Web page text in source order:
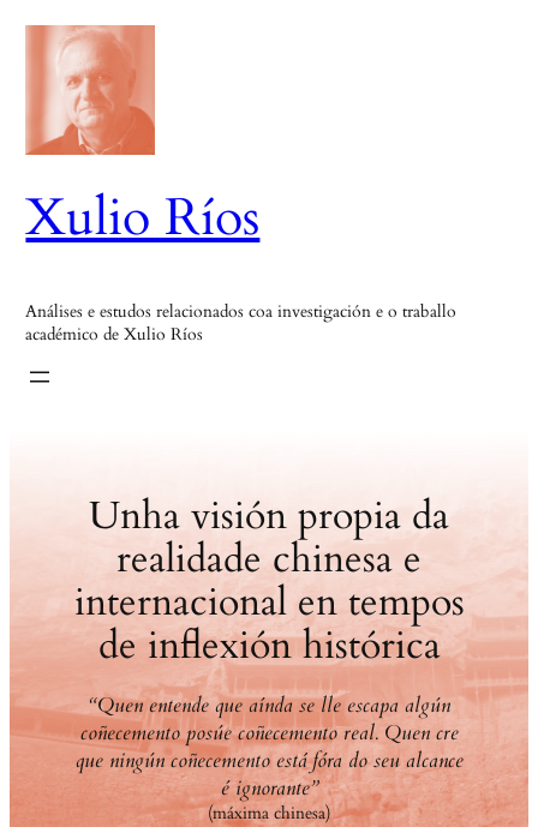
Saltar
contido
Xulio Ríos
Análises e estudos relacionados coa investigación e o traballo
académico de Xulio Ríos
Unha visión propia da
realidade chinesa e
internacional en tempos
de inflexión histórica
“Quen entende que aínda se lle escapa algún
coñecemento posúe coñecemento real. Quen cre
que ningún coñecemento está fóra do seu alcance
é ignorante”
(máxima chinesa)